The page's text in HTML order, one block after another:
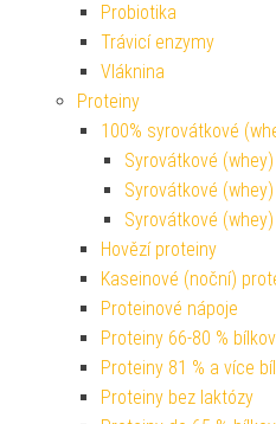
Probiotika
Trávicí enzymy
Vláknina
Proteiny
100% syrovátkové
Syrovátkové
Syrovátkové
Syrovátkové
Hovězí proteiny
Kaseinové (noční)
Proteinové nápoje
Proteiny 66-80 %
Proteiny 81 % a více
Proteiny bez laktózy